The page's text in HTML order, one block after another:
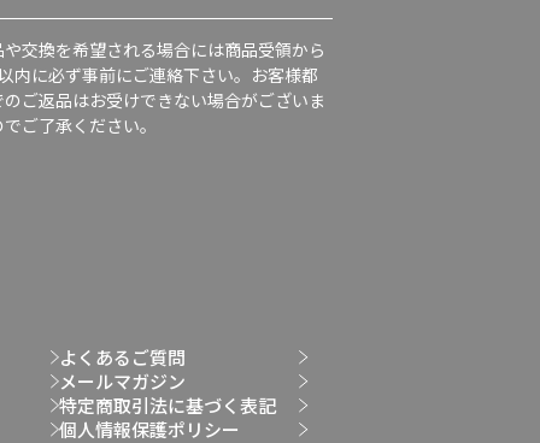
や交換を希望される場合には商品受領から
内に必ず事前にご連絡下さい。お客様都
のご返品はお受けできない場合がございま
ご了承ください。
よくあるご質問
メールマガジン
特定商取引法に基づく表記
個人情報保護ポリシー